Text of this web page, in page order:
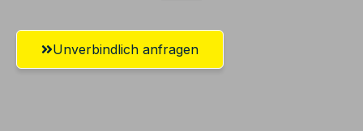
Unverbindlich anfragen